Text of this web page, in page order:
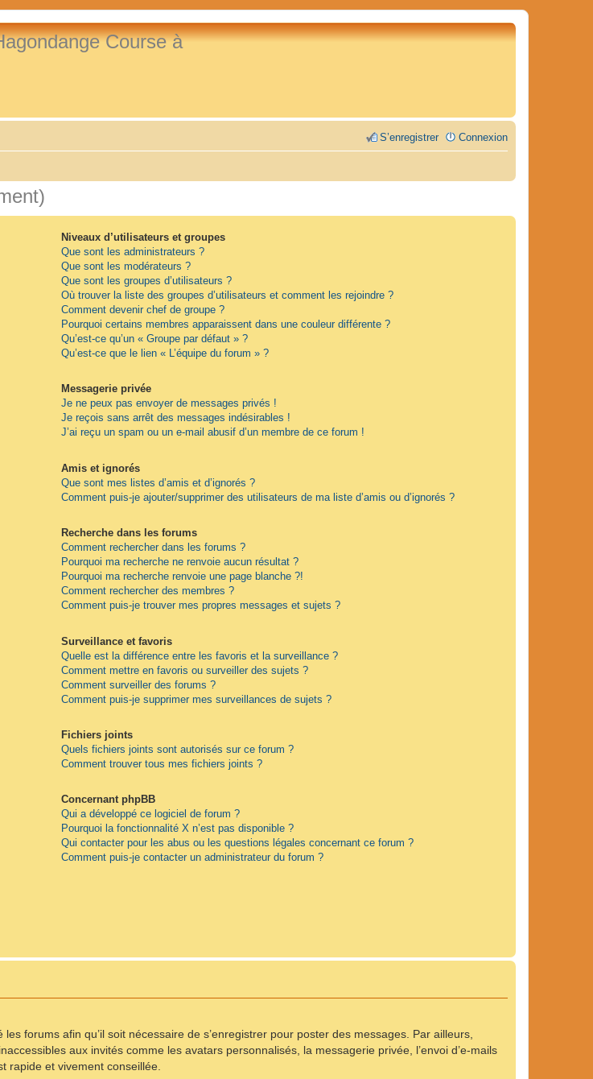
Course à
Connexion
S’enregistrer
Niveaux d’utilisateurs et groupes
Que sont les administrateurs ?
Que sont les modérateurs ?
Que sont les groupes d’utilisateurs ?
Où trouver la liste des groupes d’utilisateurs et comment les rejoindre ?
Comment devenir chef de groupe ?
Pourquoi certains membres apparaissent dans une couleur différente ?
Qu’est-ce qu’un « Groupe par défaut » ?
Qu’est-ce que le lien « L’équipe du forum » ?
Messagerie privée
Je ne peux pas envoyer de messages privés !
Je reçois sans arrêt des messages indésirables !
J’ai reçu un spam ou un e-mail abusif d’un membre de ce forum !
Amis et ignorés
Que sont mes listes d’amis et d’ignorés ?
Comment puis-je ajouter/supprimer des utilisateurs de ma liste d’amis ou d’ignorés ?
Recherche dans les forums
Comment rechercher dans les forums ?
Pourquoi ma recherche ne renvoie aucun résultat ?
Pourquoi ma recherche renvoie une page blanche ?!
Comment rechercher des membres ?
Comment puis-je trouver mes propres messages et sujets ?
Surveillance et favoris
Quelle est la différence entre les favoris et la surveillance ?
Comment mettre en favoris ou surveiller des sujets ?
Comment surveiller des forums ?
Comment puis-je supprimer mes surveillances de sujets ?
Fichiers joints
Quels fichiers joints sont autorisés sur ce forum ?
Comment trouver tous mes fichiers joints ?
Concernant phpBB
Qui a développé ce logiciel de forum ?
Pourquoi la fonctionnalité X n’est pas disponible ?
Qui contacter pour les abus ou les questions légales concernant ce forum ?
Comment puis-je contacter un administrateur du forum ?
forums afin qu’il soit nécessaire de s’enregistrer pour poster des messages. Par ailleurs,
aux invités comme les avatars personnalisés, la messagerie privée, l’envoi d’e-mails
rapide et vivement conseillée.